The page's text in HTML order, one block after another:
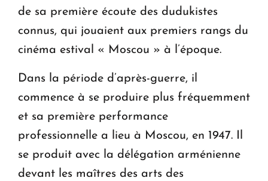
de sa première écoute des dudukistes
connus, qui jouaient aux premiers rangs du
cinéma estival « Moscou » à l’époque.
Dans la période d’après-guerre, il
commence à se produire plus fréquemment
et sa première performance
professionnelle a lieu à Moscou, en 1947. Il
se produit avec la délégation arménienne
devant les maîtres des arts des